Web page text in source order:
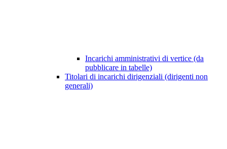
Incarichi amministrativi di vertice (da
pubblicare in tabelle)
Titolari di incarichi dirigenziali (dirigenti non
generali)